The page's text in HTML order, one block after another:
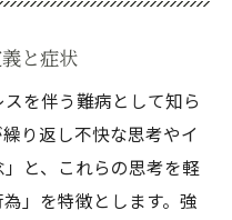
の初期対応
参加の重要性
説明方法
るための基本的な心
と症状
を伴う難病として知ら
り返し不快な思考やイ
と、これらの思考を軽
」を特徴とします。強